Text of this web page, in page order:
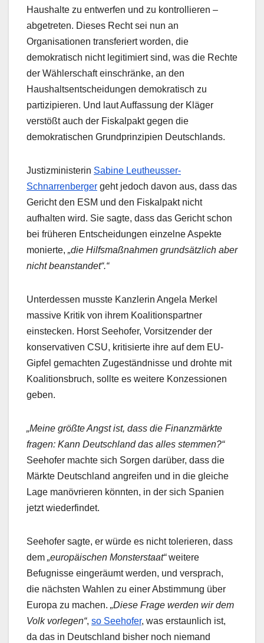
Haushalte zu entwerfen und zu kontrollieren –
abgetreten. Dieses Recht sei nun an
Organisationen transferiert worden, die
demokratisch nicht legitimiert sind, was die Rechte
der Wählerschaft einschränke, an den
Haushaltsentscheidungen demokratisch zu
partizipieren. Und laut Auffassung der Kläger
verstößt auch der Fiskalpakt gegen die
demokratischen Grundprinzipien Deutschlands.
Justizministerin Sabine Leutheusser-
Schnarrenberger geht jedoch davon aus, dass das
Gericht den ESM und den Fiskalpakt nicht
aufhalten wird. Sie sagte, dass das Gericht schon
bei früheren Entscheidungen einzelne Aspekte
monierte, „die Hilfsmaßnahmen grundsätzlich aber
nicht beanstandet“.“
Unterdessen musste Kanzlerin Angela Merkel
massive Kritik von ihrem Koalitionspartner
einstecken. Horst Seehofer, Vorsitzender der
konservativen CSU, kritisierte ihre auf dem EU-
Gipfel gemachten Zugeständnisse und drohte mit
Koalitionsbruch, sollte es weitere Konzessionen
geben.
„Meine größte Angst ist, dass die Finanzmärkte
fragen: Kann Deutschland das alles stemmen?“
Seehofer machte sich Sorgen darüber, dass die
Märkte Deutschland angreifen und in die gleiche
Lage manövrieren könnten, in der sich Spanien
jetzt wiederfindet.
Seehofer sagte, er würde es nicht tolerieren, dass
dem „europäischen Monsterstaat“weitere
Befugnisse eingeräumt werden, und versprach,
die nächsten Wahlen zu einer Abstimmung über
Europa zu machen. „Diese Frage werden wir dem
Volk vorlegen“, so Seehofer, was erstaunlich ist,
da das in Deutschland bisher noch niemand